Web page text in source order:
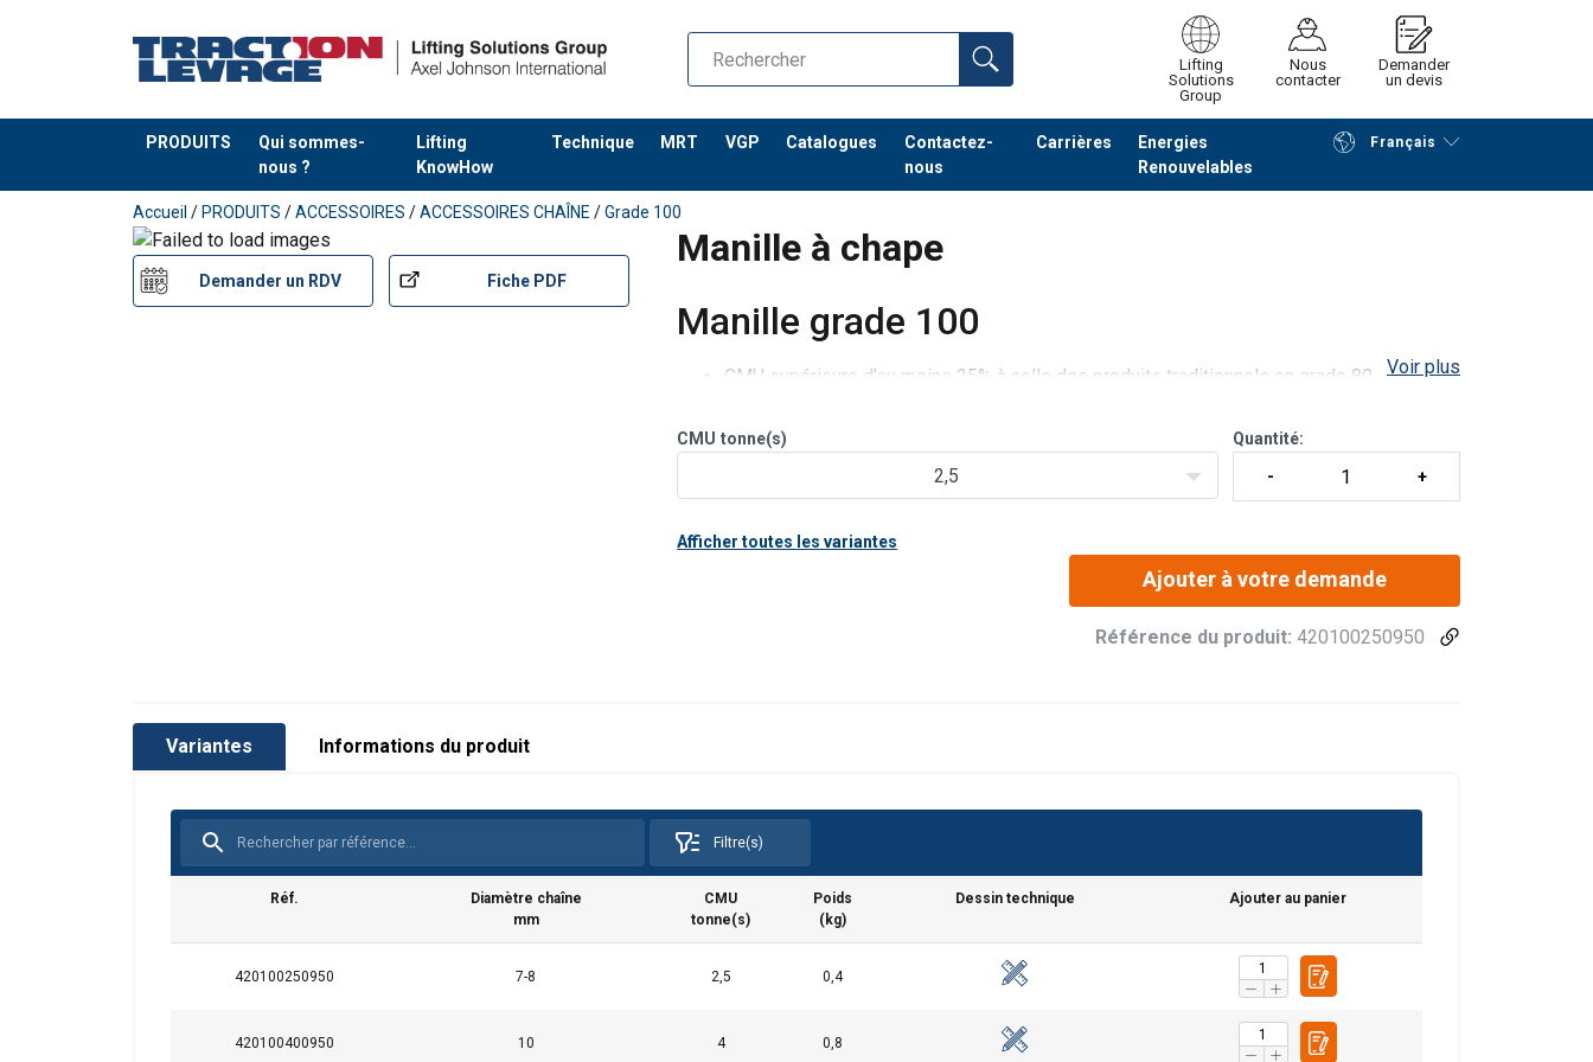
Lifting
Solutions
Group
Nous
contacter
Demander
un devis
PRODUITS
Qui sommes-
nous ?
Lifting
KnowHow
Technique MRT VGP Catalogues
Contactez-
nous
Carrières
Energies
Renouvelables
Français
Ajouté au panier Poursuivre Envoyer demande
Accueil / PRODUITS /ACCESSOIRES /ACCESSOIRES CHAÎNE /Grade 100
Manille à chape
Demander un RDV Fiche PDF
Manille grade 100
CMU supérieure d'au moins 25% à celle des produits traditionnels en grade 80.
Résistance à la fatigue jusqu'à 20 000 cycles à 1,5 x CMU.
Voir plus
CMU tonne(s)
2,5
Quantité:
Afficher toutes les variantes
Ajouter à votre demande
Référence du produit: 420100250950
Variantes Informations du produit
Filtre(s)
Réf.
Diamètre chaîne
mm
CMU
tonne(s)
Poids
(kg)
Dessin technique Ajouter au panier
420100250950 7-8 2,5 0,4
420100400950 10 4 0,8
Matériau:
Marquage:
FRENCH